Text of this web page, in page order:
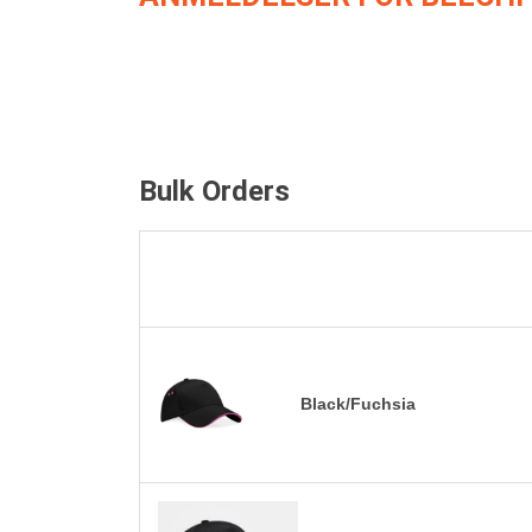
Bulk Orders
Black/Fuchsia